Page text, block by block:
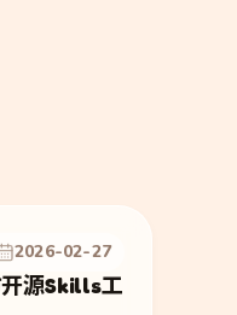
2026-02-27
源Skills工